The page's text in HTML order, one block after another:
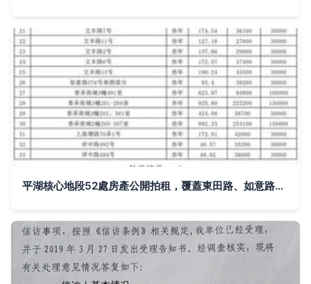
平湖核心地段52處房產公開拍租，覆蓋東田路、如意路等黃金路段